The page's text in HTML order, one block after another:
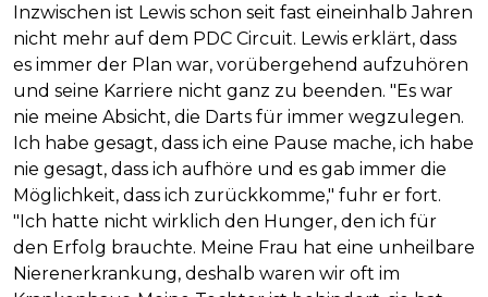
Inzwischen ist Lewis schon seit fast eineinhalb Jahren
nicht mehr auf dem PDC Circuit. Lewis erklärt, dass
es immer der Plan war, vorübergehend aufzuhören
und seine Karriere nicht ganz zu beenden. "Es war
nie meine Absicht, die Darts für immer wegzulegen.
Ich habe gesagt, dass ich eine Pause mache, ich habe
nie gesagt, dass ich aufhöre und es gab immer die
Möglichkeit, dass ich zurückkomme," fuhr er fort.
"Ich hatte nicht wirklich den Hunger, den ich für
den Erfolg brauchte. Meine Frau hat eine unheilbare
Nierenerkrankung, deshalb waren wir oft im